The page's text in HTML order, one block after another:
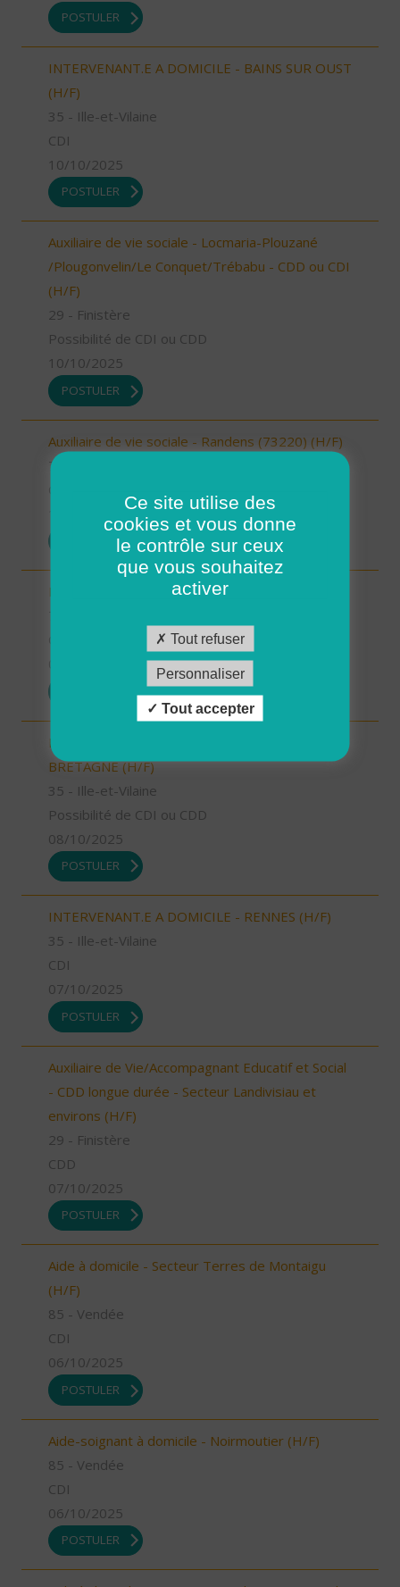
POSTULER
INTERVENANT.E A DOMICILE - BAINS SUR OUST
(H/F)
35 - Ille-et-Vilaine
CDI
10/10/2025
POSTULER
Auxiliaire de vie sociale - Locmaria-Plouzané
/Plougonvelin/Le Conquet/Trébabu - CDD ou CDI
(H/F)
29 - Finistère
Possibilité de CDI ou CDD
10/10/2025
POSTULER
Auxiliaire de vie sociale - Randens (73220) (H/F)
73 - Savoie
POSTULER
Responsable de secteur (H/F)
INTERVENANT.E A DOMICILE - BAIN DE
BRETAGNE (H/F)
35 - Ille-et-Vilaine
Possibilité de CDI ou CDD
08/10/2025
POSTULER
INTERVENANT.E A DOMICILE - RENNES (H/F)
35 - Ille-et-Vilaine
CDI
07/10/2025
POSTULER
Auxiliaire de Vie/Accompagnant Educatif et Social
- CDD longue durée - Secteur Landivisiau et
environs (H/F)
29 - Finistère
CDD
07/10/2025
POSTULER
Aide à domicile - Secteur Terres de Montaigu
(H/F)
85 - Vendée
CDI
06/10/2025
POSTULER
Aide-soignant à domicile - Noirmoutier (H/F)
85 - Vendée
CDI
06/10/2025
POSTULER
Ce site utilise des
cookies et vous donne
le contrôle sur ceux
que vous souhaitez
activer
Tout refuser
Personnaliser
Tout accepter